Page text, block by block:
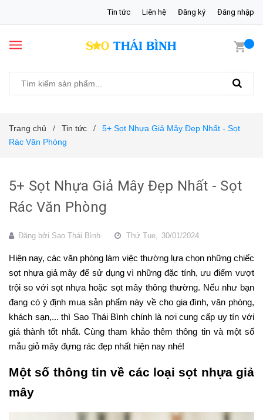
Tin tức Liên hệ Đăng ký Đăng nhập
Trang chủ / Tin tức /
5+ Sọt Nhựa Giả Mây Đẹp Nhất - Sọt
Rác Văn Phòng
5+ Sọt Nhựa Giả Mây Đẹp Nhất - Sọt
Rác Văn Phòng
Đăng bởi Sao Thái Bình Thứ Tue, 30/01/2024
Hiện nay, các văn phòng làm việc thường lựa chọn những chiếc
sọt nhựa giả mây để sử dụng vì những đặc tính, ưu điểm vượt
trội so với sọt nhựa hoặc sọt mây thông thường. Nếu như bạn
đang có ý định mua sản phẩm này về cho gia đình, văn phòng,
khách sạn,... thì Sao Thái Bình chính là nơi cung cấp uy tín với
giá thành tốt nhất. Cùng tham khảo thêm thông tin và một số
mẫu giỏ mây đựng rác đẹp nhất hiện nay nhé!
Một số thông tin về các loại sọt nhựa giả
mây